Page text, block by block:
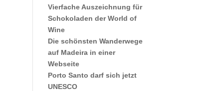
Vierfache Auszeichnung für
Schokoladen der World of
Wine
Die schönsten Wanderwege
auf Madeira in einer
Webseite
Porto Santo darf sich jetzt
UNESCO